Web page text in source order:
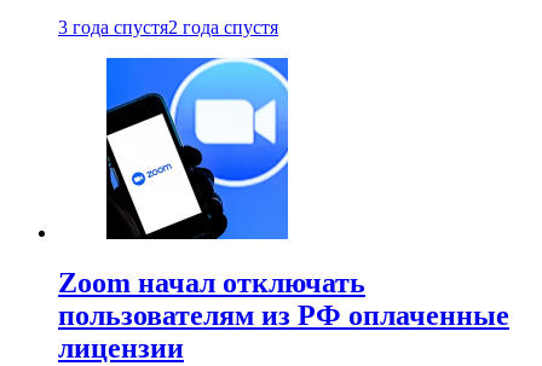
3 года спустя2 года спустя
Zoom начал отключать
пользователям из РФ оплаченные
лицензии